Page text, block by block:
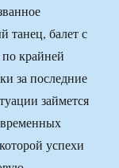
танец, балет с
крайней
за последние
займется
успехи